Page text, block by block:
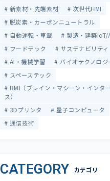
新素材・先端素材
次世代HMI
脱炭素・カーボンニュートラル
自動運転・車載
製造・建築IoT/
フードテック
サステナビリティ
AI・機械学習
バイオテクノロジ
スペーステック
BMI（ブレイン・マシーン・インタ
ス）
3Dプリンタ
量子コンピュータ
通信技術
CATEGORY カテゴリ